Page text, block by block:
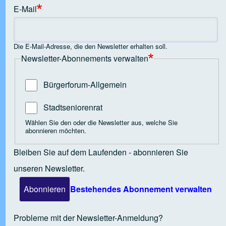
Open tab vvja-pane-61468325-6-pane
Open tab vvja-pane-61468325-7-pane
Open tab vvja-pane-61468325-8-pane
Open tab vvja-pane-61468325-9-pane
Open tab vvja-pane-61468325-10-pane
Open tab vvja-pane-61468325-11-pane
E-Mail
Die E-Mail-Adresse, die den Newsletter erhalten soll.
Newsletter-Abonnements verwalten
Bürgerforum-Allgemein
Stadtseniorenrat
Wählen Sie den oder die Newsletter aus, welche Sie
abonnieren möchten.
Bleiben Sie auf dem Laufenden - abonnieren Sie
unseren Newsletter.
Bestehendes Abonnement verwalten
Probleme mit der Newsletter-Anmeldung?